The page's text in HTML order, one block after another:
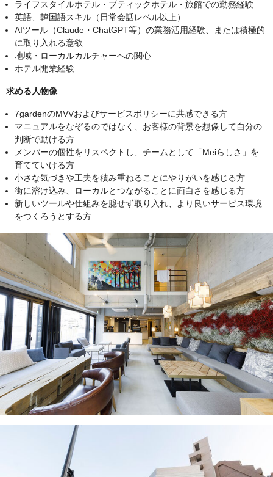
ライフスタイルホテル・ブティックホテル・旅館での勤務経験
英語、韓国語スキル（日常会話レベル以上）
AIツール（Claude・ChatGPT等）の業務活用経験、または積極的
に取り入れる意欲
地域・ローカルカルチャーへの関心
ホテル開業経験
求める人物像
7gardenのMVVおよびサービスポリシーに共感できる方
マニュアルをなぞるのではなく、お客様の背景を想像して自分の
判断で動ける方
メンバーの個性をリスペクトし、チームとして「Meiらしさ」を
育てていける方
小さな気づきや工夫を積み重ねることにやりがいを感じる方
街に溶け込み、ローカルとつながることに面白さを感じる方
新しいツールや仕組みを臆せず取り入れ、より良いサービス環境
をつくろうとする方